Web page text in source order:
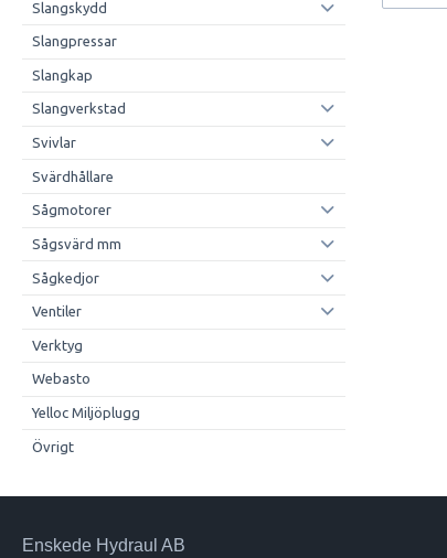
Slangskydd
Slangpressar
Slangkap
Slangverkstad
Svivlar
Svärdhållare
Sågmotorer
Sågsvärd mm
Sågkedjor
Ventiler
Verktyg
Webasto
Yelloc Miljöplugg
Övrigt
Enskede Hydraul AB